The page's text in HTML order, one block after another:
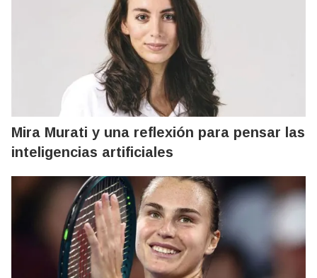
Mira Murati y una reflexión para pensar las
inteligencias artificiales